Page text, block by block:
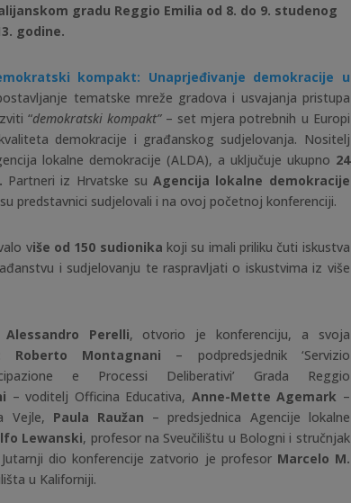
gradu Reggio Emilia od 8. do 9. studenog
godine.
kompakt: Unaprjeđivanje demokracije u
tematske mreže gradova i usvajanja pristupa
“demokratski kompakt” – set mjera potrebnih u Europi
demokracije i građanskog sudjelovanja. Nositelj
lokalne demokracije (ALDA), a uključuje ukupno 24
Partneri iz Hrvatske su Agencija lokalne demokracije
predstavnici sudjelovali i na ovoj početnoj konferenciji.
više od 150 sudionika koji su imali priliku čuti iskustva
i sudjelovanju te raspravljati o iskustvima iz više
Alessandro Perelli, otvorio je konferenciju, a svoja
Roberto Montagnani – podpredsjednik ‘Servizio
e Processi Deliberativi’ Grada Reggio
– voditelj Officina Educativa, Anne-Mette Agemark –
Vejle, Paula Raužan – predsjednica Agencije lokalne
Lewanski, profesor na Sveučilištu u Bologni i stručnjak
dio konferencije zatvorio je profesor Marcelo M.
u Kaliforniji.